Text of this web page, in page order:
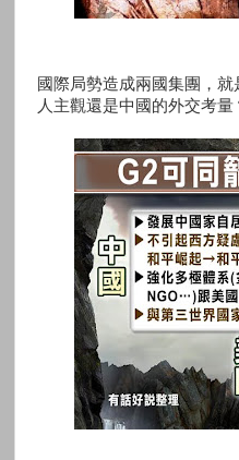
國際局勢造成兩國集團，
人主觀還是中國的外交考量